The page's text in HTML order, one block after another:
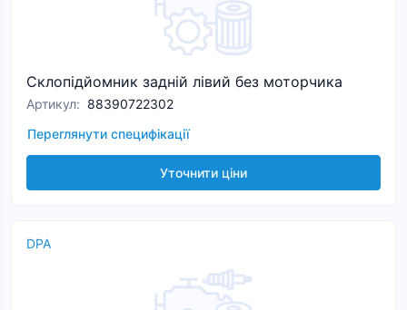
Склопідйомник задній лівий без моторчика
Артикул: 88390722302
Переглянути специфікації
Уточнити ціни
DPA